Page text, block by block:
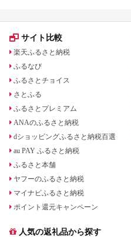
サイト比較
楽天ふるさと納税
ふるなび
ふるさとチョイス
さとふる
ふるさとプレミアム
ANAのふるさと納税
dショッピングふるさと納税百選
au PAY ふるさと納税
ふるさと本舗
ヤフーのふるさと納税
マイナビふるさと納税
ポイント還元キャンペーン
人気の返礼品から探す